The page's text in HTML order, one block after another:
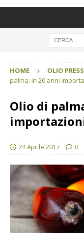
HOME OLIO PRESS
palma: in 20 anni
Olio di
24 Aprile 2017 0